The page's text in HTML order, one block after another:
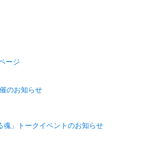
のお知らせ
」トークイベントのお知らせ